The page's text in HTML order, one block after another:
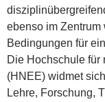
ebenso im
Bedingungen für
Die Hochschule
(HNEE) widmet
Lehre, Forschung,